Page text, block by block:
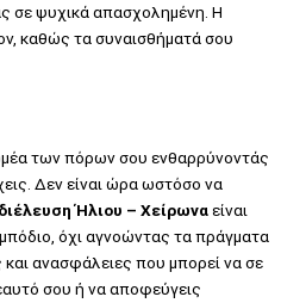
σε ψυχικά απασχολημένη. Η
καθώς τα συναισθήματά σου
των πόρων σου ενθαρρύνοντάς
Δεν είναι ώρα ωστόσο να
Ήλιου – Χείρωναείναι
όχι αγνοώντας τα πράγματα
ανασφάλειες που μπορεί να σε
σου ή να αποφεύγεις